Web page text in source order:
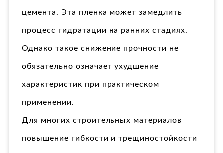
цемента. Эта пленка может замедлить
процесс гидратации на ранних стадиях.
Однако такое снижение прочности не
обязательно означает ухудшение
характеристик при практическом
применении.
Для многих строительных материалов
повышение гибкости и трещиностойкости